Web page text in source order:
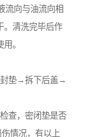
流向与油流向相
。清洗完毕后作
。
封垫→拆下后盖→
查，密闭垫是否
情况，有以上